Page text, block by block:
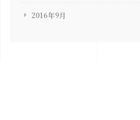
2016年9月